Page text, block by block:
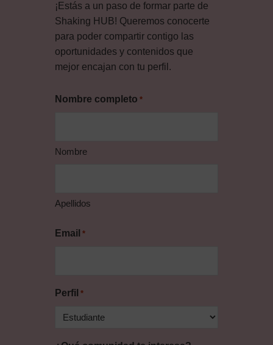
¡Estás a un paso de formar parte de
Shaking HUB! Queremos conocerte
para poder compartir contigo las
oportunidades y contenidos que
mejor encajan con tu perfil.
Nombre completo *
Nombre
Apellidos
Email *
Perfil *